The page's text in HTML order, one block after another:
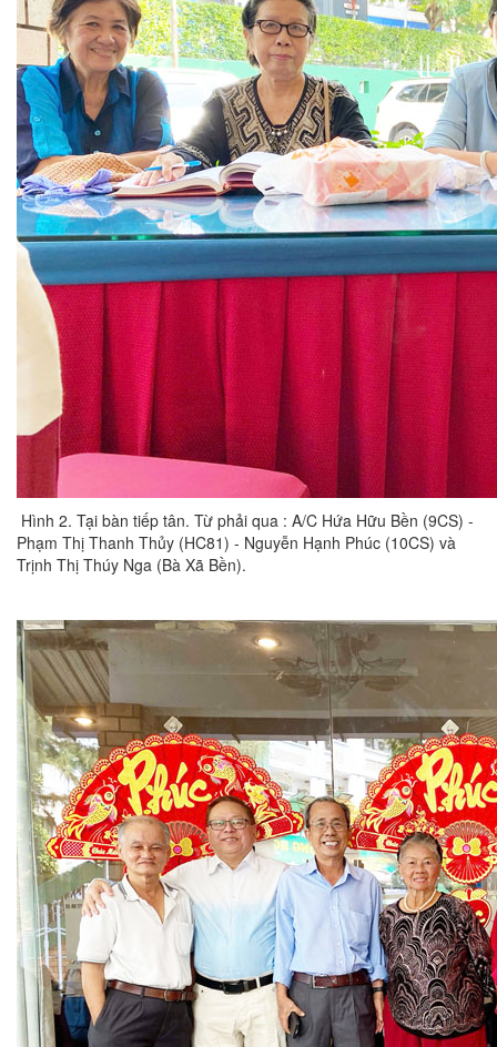
Hình 2. Tại bàn tiếp tân. Từ phải qua : A/C Hứa Hữu Bền (9CS) -
Phạm Thị Thanh Thủy (HC81) - Nguyễn Hạnh Phúc (10CS) và
Trịnh Thị Thúy Nga (Bà Xã Bền).